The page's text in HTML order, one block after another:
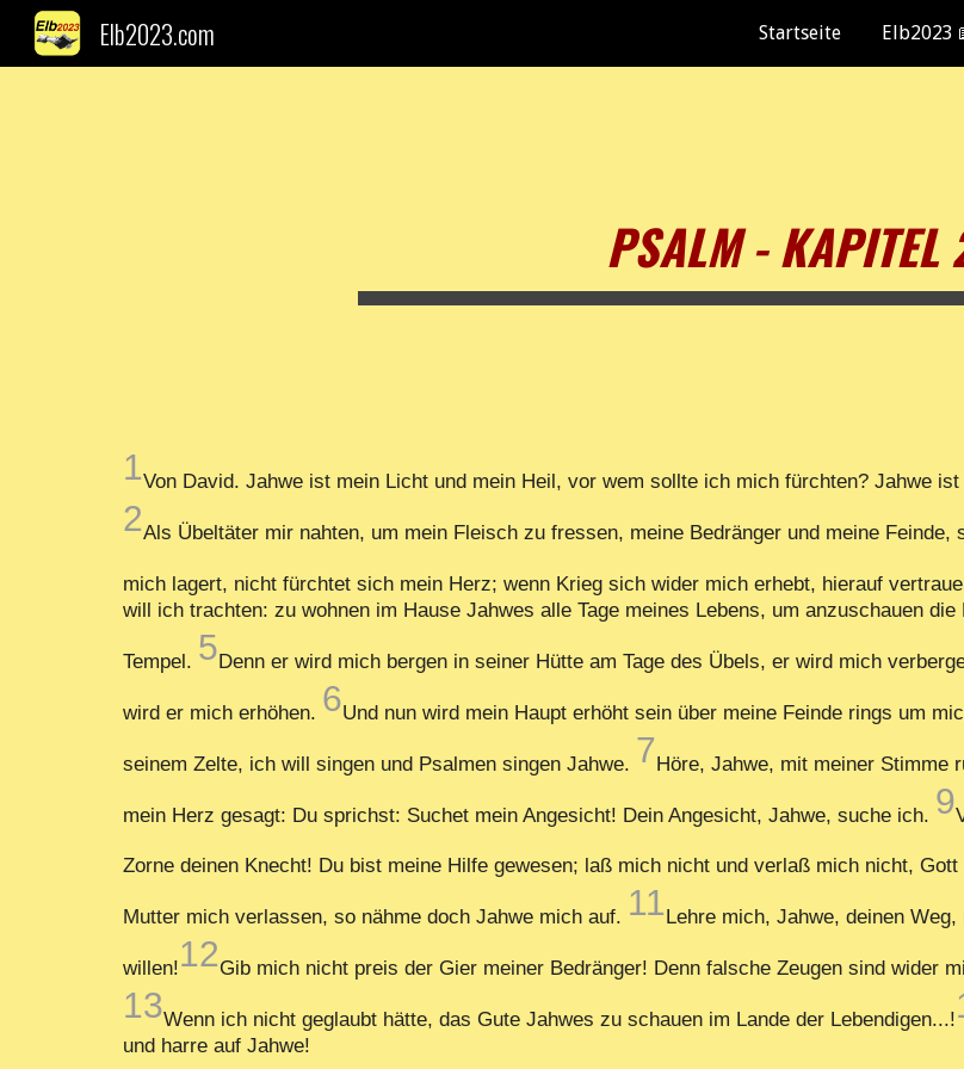
Elb2023.com Startseite Elb2023
PSALM - KAPITEL
1Von David. Jahwe ist mein Licht und mein Heil, vor wem sollte ich mich fürchten? Jahwe
2Als Übeltäter mir nahten, um mein Fleisch zu fressen, meine Bedränger und meine Feinde,
mich lagert, nicht fürchtet sich mein Herz; wenn Krieg sich wider mich erhebt, hierauf
will ich trachten: zu wohnen im Hause Jahwes alle Tage meines Lebens, um anzuschauen
Tempel. 5Denn er wird mich bergen in seiner Hütte am Tage des Übels, er wird mich
wird er mich erhöhen. 6Und nun wird mein Haupt erhöht sein über meine Feinde rings um
seinem Zelte, ich will singen und Psalmen singen Jahwe. 7Höre, Jahwe, mit meiner Stimme
mein Herz gesagt: Du sprichst: Suchet mein Angesicht! Dein Angesicht, Jahwe, suche ich. 9
Zorne deinen Knecht! Du bist meine Hilfe gewesen; laß mich nicht und verlaß mich nicht,
Mutter mich verlassen, so nähme doch Jahwe mich auf. 11Lehre mich, Jahwe, deinen
willen!12Gib mich nicht preis der Gier meiner Bedränger! Denn falsche Zeugen sind wider
13Wenn ich nicht geglaubt hätte, das Gute Jahwes zu schauen im Lande der Lebendigen...!
und harre auf Jahwe!